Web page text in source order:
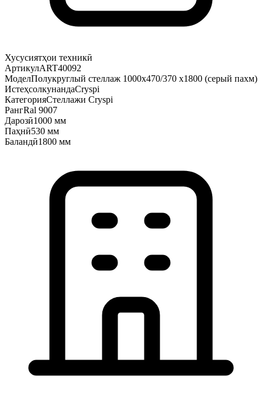
Хусусиятҳои техникӣ
АртикулART40092
МоделПолукруглый стеллаж 1000х470/370 х1800 (серый пахм)
ИстеҳсолкунандаCryspi
КатегорияСтеллажи Cryspi
РангRal 9007
Дарозӣ1000 мм
Паҳнӣ530 мм
Баландӣ1800 мм